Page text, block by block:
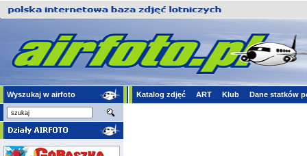
Wyszukaj w airfoto Katalog zdjęć ART Klub Dane statków